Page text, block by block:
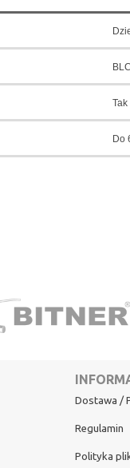
Tak
Do
Dostawa /
Regulamin
Polityka